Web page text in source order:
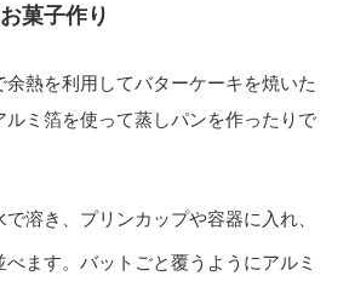
菓子作り
熱を利用してバターケーキを焼いた
ルミ箔を使って蒸しパンを作ったりで
溶き、プリンカップや容器に入れ、
ます。バットごと覆うようにアルミ